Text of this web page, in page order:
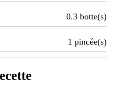
0.3 botte(s)
1 pincée(s)